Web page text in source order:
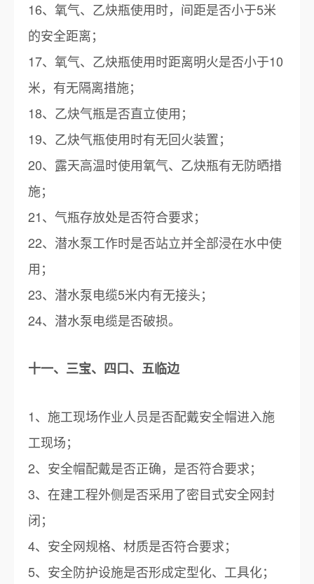
16、氧气、乙炔瓶使用时，间距是否小于5米
的安全距离；
17、氧气、乙炔瓶使用时距离明火是否小于10
米，有无隔离措施；
18、乙炔气瓶是否直立使用；
19、乙炔气瓶使用时有无回火装置；
20、露天高温时使用氧气、乙炔瓶有无防晒措
施；
21、气瓶存放处是否符合要求；
22、潜水泵工作时是否站立并全部浸在水中使
用；
23、潜水泵电缆5米内有无接头；
24、潜水泵电缆是否破损。
十一、三宝、四口、五临边
1、施工现场作业人员是否配戴安全帽进入施
工现场；
2、安全帽配戴是否正确，是否符合要求；
3、在建工程外侧是否采用了密目式安全网封
闭；
4、安全网规格、材质是否符合要求；
5、安全防护设施是否形成定型化、工具化；